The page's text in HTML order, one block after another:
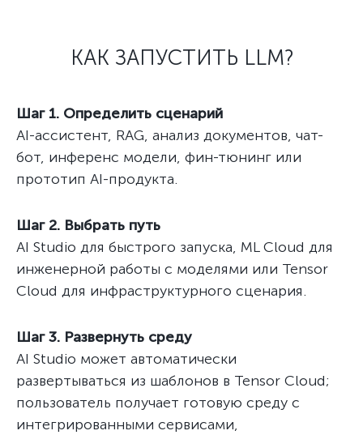
КАК ЗАПУСТИТЬ LLM?
Шаг 1. Определить сценарий
AI-ассистент, RAG, анализ документов, чат-
бот, инференс модели, фин-тюнинг или
прототип AI-продукта.
Шаг 2. Выбрать путь
AI Studio для быстрого запуска, ML Cloud для
инженерной работы с моделями или Tensor
Cloud для инфраструктурного сценария.
Шаг 3. Развернуть среду
AI Studio может автоматически
развертываться из шаблонов в Tensor Cloud;
пользователь получает готовую среду с
интегрированными сервисами,